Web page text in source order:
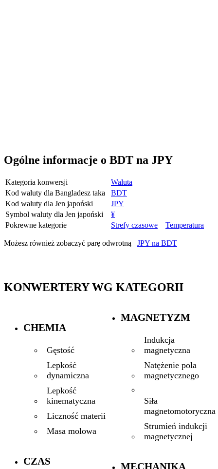
Ogólne informacje o BDT na JPY
Kategoria konwersji
Waluta
Kod waluty dla Bangladesz taka
BDT
Kod waluty dla Jen japoński
JPY
Symbol waluty dla Jen japoński
¥
Pokrewne kategorie
Strefy czasowe Temperatura
Możesz również zobaczyć parę odwrotną JPY na BDT
KONWERTERY WG KATEGORII
CHEMIA
Gęstość
Lepkość
dynamiczna
Lepkość
kinematyczna
Liczność materii
Masa molowa
CZAS
MAGNETYZM
Indukcja
magnetyczna
Natężenie pola
magnetycznego
Siła
magnetomotoryczna
Strumień indukcji
magnetycznej